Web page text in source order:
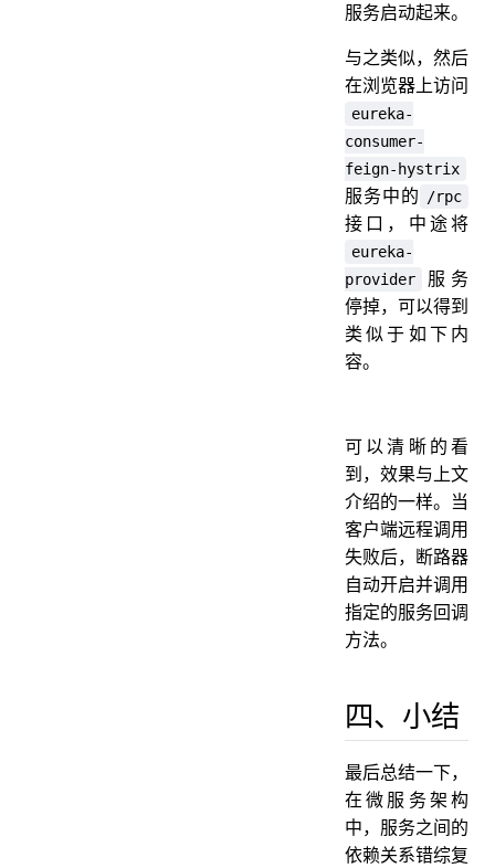
服务启动起来。
与之类似，然后
在浏览器上访问
eureka-
consumer-
feign-hystrix
服务中的 /rpc
接口，中途将
eureka-
provider
服务
停掉，可以得到
类似于如下内
容。
可以清晰的看
到，效果与上文
介绍的一样。当
客户端远程调用
失败后，断路器
自动开启并调用
指定的服务回调
方法。
四、小结
最后总结一下，
在微服务架构
中，服务之间的
依赖关系错综复